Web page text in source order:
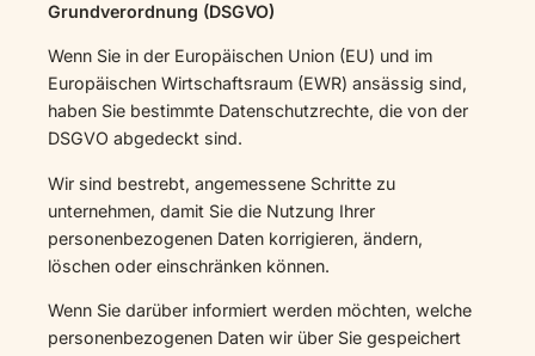
Grundverordnung (DSGVO)
Wenn Sie in der Europäischen Union (EU) und im
Europäischen Wirtschaftsraum (EWR) ansässig sind,
haben Sie bestimmte Datenschutzrechte, die von der
DSGVO abgedeckt sind.
Wir sind bestrebt, angemessene Schritte zu
unternehmen, damit Sie die Nutzung Ihrer
personenbezogenen Daten korrigieren, ändern,
löschen oder einschränken können.
Wenn Sie darüber informiert werden möchten, welche
personenbezogenen Daten wir über Sie gespeichert